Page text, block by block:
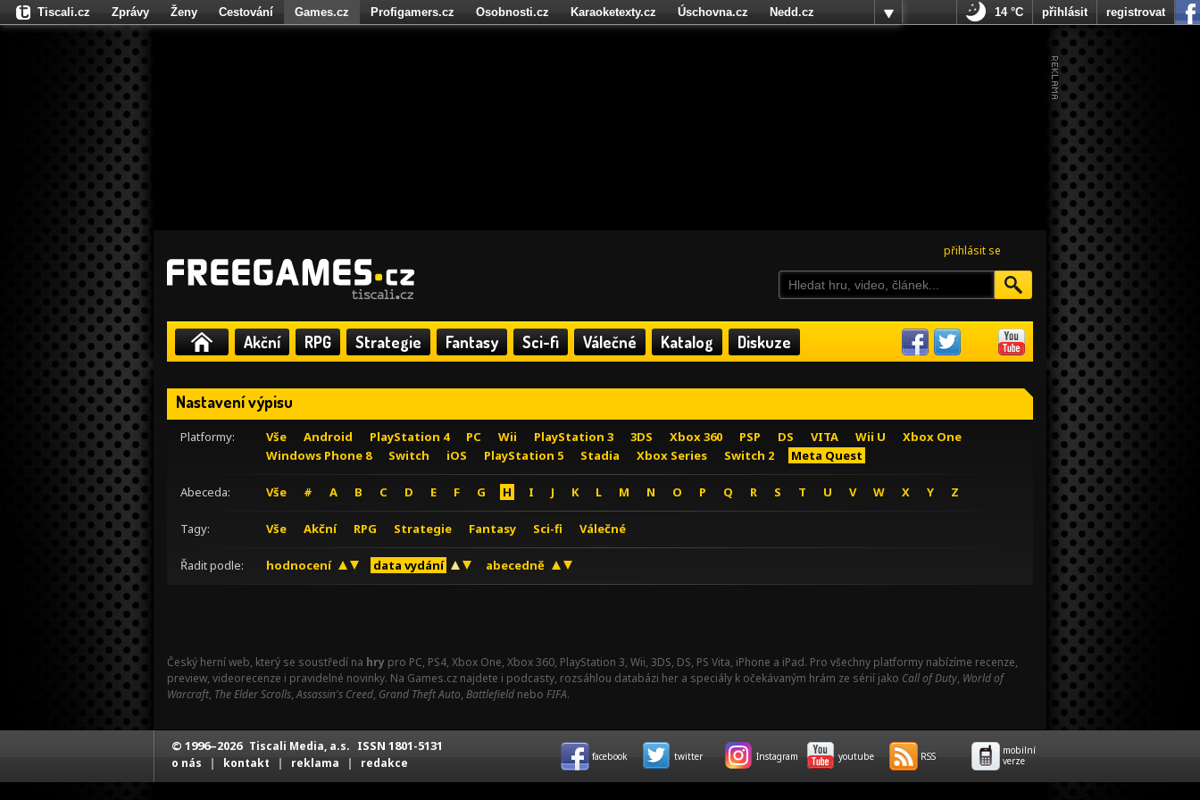
přihlásit se
Akční RPG Strategie Fantasy Sci-fi Válečné Katalog Diskuze
Nastavení výpisu
Platformy: Vše Android PlayStation 4 PC Wii PlayStation 3 3DS Xbox 360 PSP DS VITA Wii U
Xbox One
Windows Phone 8
Switch iOS PlayStation 5 Stadia Xbox Series Switch 2 Meta Quest
Abeceda: Vše # A B C D E F G H I J K L M N O P Q R S T U V W X Y Z
Tagy: Vše Akční RPG Strategie Fantasy Sci-fi Válečné
Řadit podle: hodnocení data vydání abecedně
Český herní web, který se soustředí na hry pro PC, PS4, Xbox One, Xbox 360, PlayStation 3, Wii, 3DS, DS, PS Vita, iPhone a iPad. Pro všechny platformy nabízíme recenze,
preview, videorecenze i pravidelné novinky. Na Games.cz najdete i podcasty, rozsáhlou databázi her a speciály k očekávaným hrám ze sérií jako Call of Duty, World of
Warcraft, The Elder Scrolls,Assassin's Creed, Grand Theft Auto, Battlefield nebo FIFA.
Tiscali.cz Zprávy Ženy Cestování Games.cz Profigamers.cz Osobnosti.cz Karaoketexty.cz Úschovna.cz
Nedd.cz
Fights.cz
14 °C přihlásit registrovat
© 1996–2026 Tiscali Media, a.s. ISSN 1801-5131
o nás | kontakt | reklama | redakce facebook twitter Instagram youtube RSS
mobilní
verze